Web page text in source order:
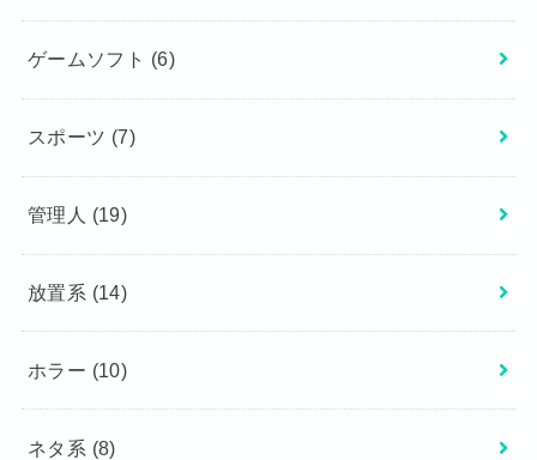
ゲームソフト (6)
スポーツ (7)
管理人 (19)
放置系 (14)
ホラー (10)
ネタ系 (8)